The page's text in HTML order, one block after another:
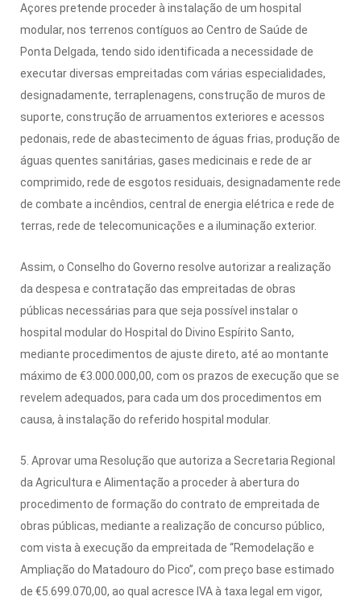
Açores pretende proceder à instalação de um hospital
modular, nos terrenos contíguos ao Centro de Saúde de
Ponta Delgada, tendo sido identificada a necessidade de
executar diversas empreitadas com várias especialidades,
designadamente, terraplenagens, construção de muros de
suporte, construção de arruamentos exteriores e acessos
pedonais, rede de abastecimento de águas frias, produção de
águas quentes sanitárias, gases medicinais e rede de ar
comprimido, rede de esgotos residuais, designadamente rede
de combate a incêndios, central de energia elétrica e rede de
terras, rede de telecomunicações e a iluminação exterior.
Assim, o Conselho do Governo resolve autorizar a realização
da despesa e contratação das empreitadas de obras
públicas necessárias para que seja possível instalar o
hospital modular do Hospital do Divino Espírito Santo,
mediante procedimentos de ajuste direto, até ao montante
máximo de €3.000.000,00, com os prazos de execução que se
revelem adequados, para cada um dos procedimentos em
causa, à instalação do referido hospital modular.
5. Aprovar uma Resolução que autoriza a Secretaria Regional
da Agricultura e Alimentação a proceder à abertura do
procedimento de formação do contrato de empreitada de
obras públicas, mediante a realização de concurso público,
com vista à execução da empreitada de “Remodelação e
Ampliação do Matadouro do Pico”, com preço base estimado
de €5.699.070,00, ao qual acresce IVA à taxa legal em vigor,